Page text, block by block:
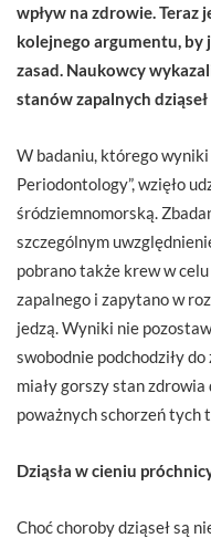
wpływ na zdrowie.
kolejnego argumentu, by
zasad. Naukowcy
stanów zapalnych dziąseł
W badaniu, którego wyniki
Periodontology”, wzięło
śródziemnomorską.
szczególnym
pobrano także krew w
zapalnego i zapytano w
jedzą. Wyniki nie
swobodnie podchodziły
miały gorszy stan zdrowia
poważnych schorzeń tych
Dziąsła w cieniu
Choć choroby dziąseł są